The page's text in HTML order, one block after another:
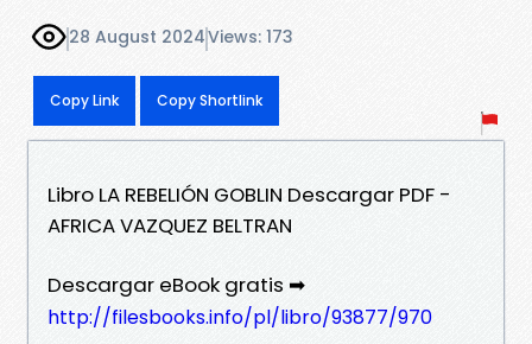
28 August 2024Views: 173
Copy Link Copy Shortlink
Libro LA REBELIÓN GOBLIN Descargar PDF -
AFRICA VAZQUEZ BELTRAN
Descargar eBook gratis ➡
http://filesbooks.info/pl/libro/93877/970